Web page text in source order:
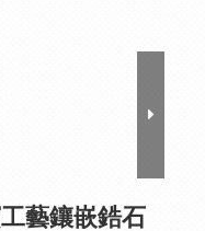
藝鑲嵌鋯石